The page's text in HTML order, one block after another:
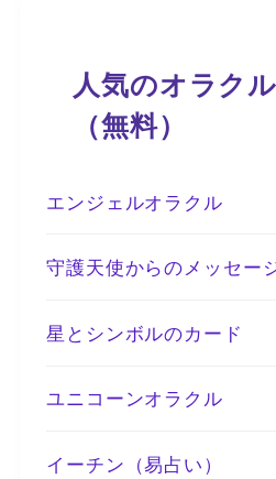
人気のオラク
（無料）
エンジェルオラクル
守護天使からのメッセー
星とシンボルのカード
ユニコーンオラクル
イーチン（易占い）